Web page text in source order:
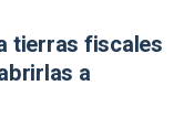
tierras fiscales
a